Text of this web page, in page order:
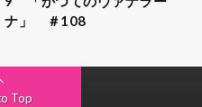
ナ」 ＃108
Top